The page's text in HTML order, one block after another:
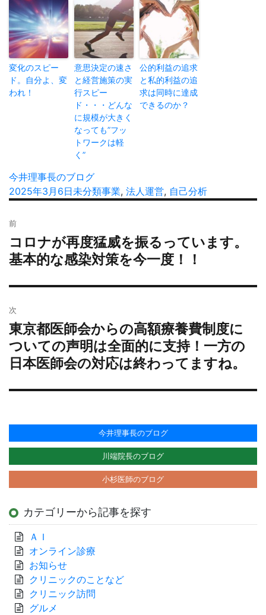
変化のスピー
ド。自分よ、変
われ！
意思決定の速さ
と経営施策の実
行スピー
ド・・・どんな
に規模が大きく
なっても”フッ
トワークは軽
く”
公的利益の追求
と私的利益の追
求は同時に達成
できるのか？
投
稿
今井理事長のブログ
投
日:
2025年3月6日カ
リ
ー
未分類タ
事業, 法人運営, 自己分析
稿
ナ
ビ
シ
ョ
ン
前
過
去
投
コロナが再度猛威を振るっています。
基本的な感染対策を今一度！！
次
次
の
投
稿:
東京都医師会からの高額療養費制度に
ついての声明は全面的に支持！一方の
日本医師会の対応は終わってますね。
今井理事長のブログ
川端院長のブログ
小杉医師のブログ
カテゴリーから記事を探す
ＡＩ
オンライン診療
お知らせ
クリニックのことなど
クリニック訪問
グルメ